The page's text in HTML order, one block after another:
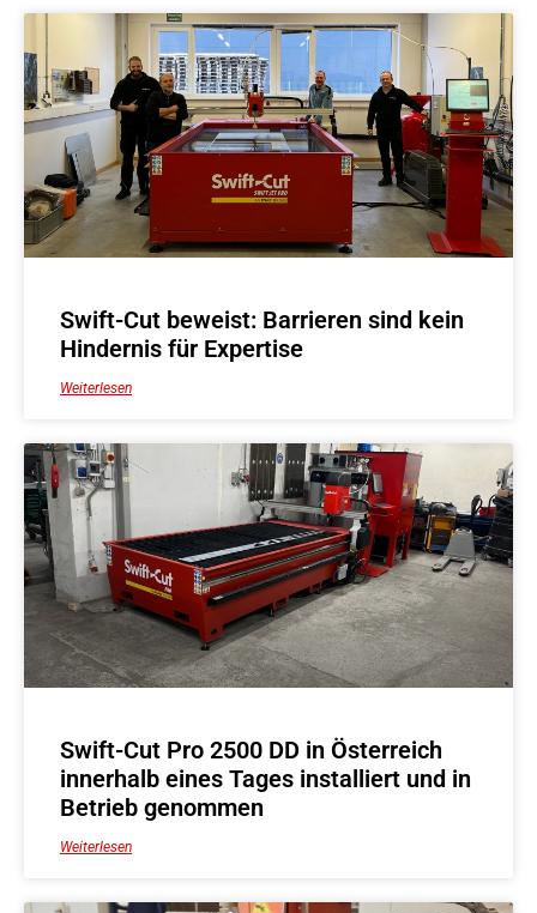
Swift-Cut beweist: Barrieren sind kein
Hindernis für Expertise
Weiterlesen
Swift-Cut Pro 2500 DD in Österreich
innerhalb eines Tages installiert und in
Betrieb genommen
Weiterlesen